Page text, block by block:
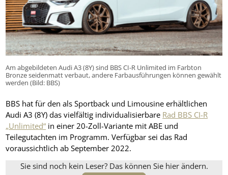
Am abgebildeten Audi A3 (8Y) sind BBS CI-R Unlimited im Farbton
Bronze seidenmatt verbaut, andere Farbausführungen können gewählt
werden (Bild: BBS)
BBS hat für den als Sportback und Limousine erhältlichen
Audi A3 (8Y) das vielfältig individualisierbare Rad BBS CI-R
„Unlimited“ in einer 20-Zoll-Variante mit ABE und
Teilegutachten im Programm. Verfügbar sei das Rad
voraussichtlich ab September 2022.
Sie sind noch kein Leser? Das können Sie hier ändern.